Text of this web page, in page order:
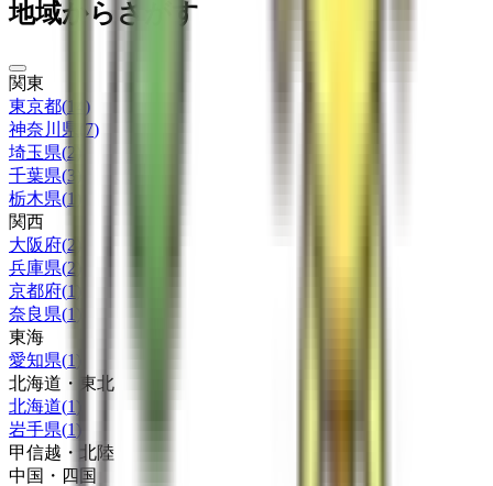
地域からさがす
関東
東京都(
)
神奈川県
7)
埼玉県(2
千葉県(3
栃木県(1
関西
大阪府(2
兵庫県(2
京都府(1
奈良県(1
東海
愛知県(1
北海道・東北
北海道(1)
岩手県(1)
甲信越・北陸
中国・四国